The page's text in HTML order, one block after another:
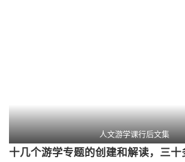
人文游学课行后文集
十几个游学专题的创建和解读，三